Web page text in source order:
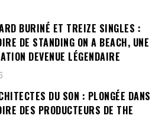
BURINÉ ET TREIZE SINGLES :
DE STANDING ON A BEACH, UNE
DEVENUE LÉGENDAIRE
DU SON : PLONGÉE DANS
DES PRODUCTEURS DE THE